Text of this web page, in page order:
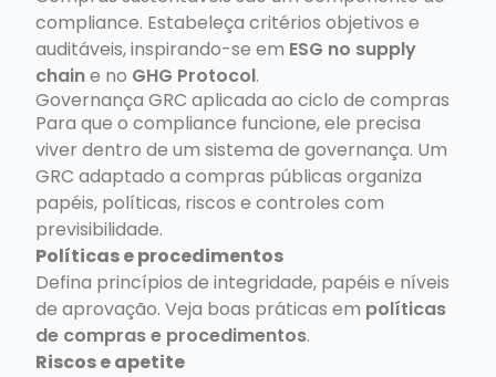
compliance. Estabeleça critérios objetivos e
auditáveis, inspirando-se em ESG no supply
chaine no GHG Protocol.
Governança GRC aplicada ao ciclo de compras
Para que o compliance funcione, ele precisa
viver dentro de um sistema de governança. Um
GRC adaptado a compras públicas organiza
papéis, políticas, riscos e controles com
previsibilidade.
Políticas e procedimentos
Defina princípios de integridade, papéis e níveis
de aprovação. Veja boas práticas em políticas
de compras e procedimentos.
Riscos e apetite